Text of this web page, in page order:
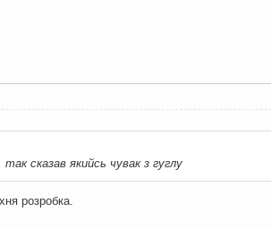
сказав якийсь чувак з гуглу
розробка.